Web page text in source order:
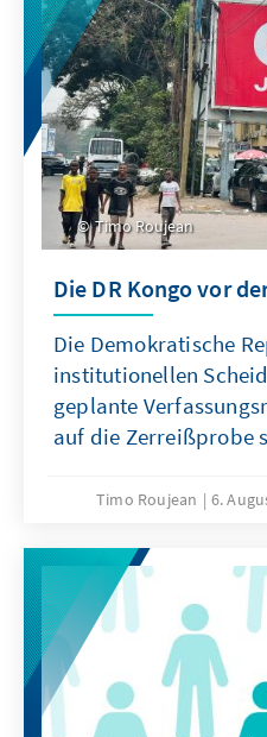
Timo Roujean
Die DR Kongo vor
Die Demokratische
institutionellen
geplante
auf die Zerreißprobe
Timo Roujean 6.